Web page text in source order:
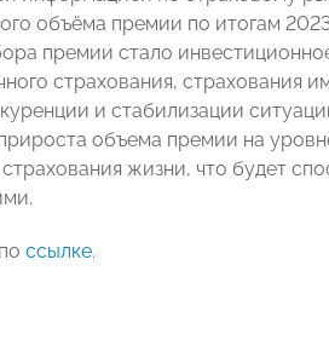
объёма премии по итогам
премии стало
страхования, страхования
и стабилизации
объема премии на
жизни, что будет
ссылке.